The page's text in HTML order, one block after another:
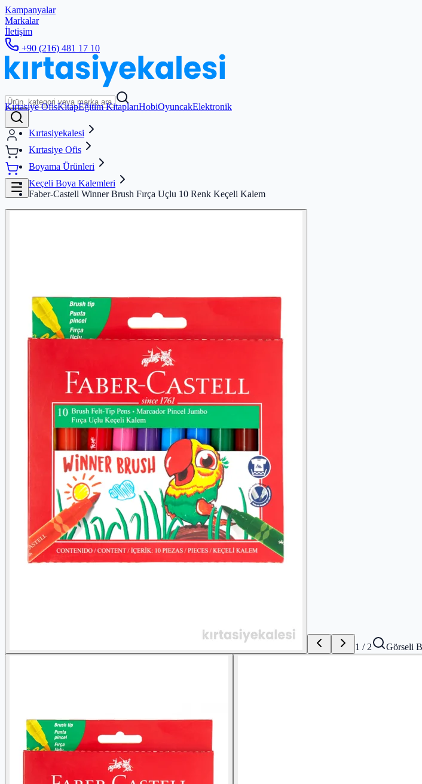
Kampanyalar
Markalar
İletişim
+90 (216) 481 17 10
Kırtasiye OfisKitapEğitim KitaplarıHobiOyuncakElektronik
Kırtasiyekalesi
Kırtasiye Ofis
Boyama Ürünleri
Keçeli Boya Kalemleri
Faber-Castell Winner Brush Fırça Uçlu 10 Renk Keçeli Kalem
1 / 2 Görseli